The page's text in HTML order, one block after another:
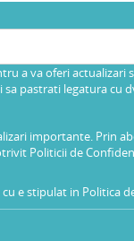
a va oferi actualizari
pastrati legatura cu
importante. Prin
Politicii de
e stipulat in Politica